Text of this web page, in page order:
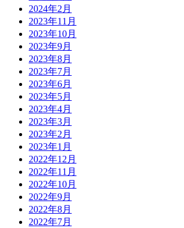
2024年2月
2023年11月
2023年10月
2023年9月
2023年8月
2023年7月
2023年6月
2023年5月
2023年4月
2023年3月
2023年2月
2023年1月
2022年12月
2022年11月
2022年10月
2022年9月
2022年8月
2022年7月